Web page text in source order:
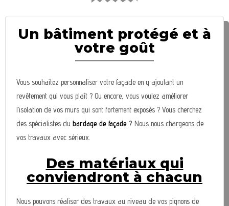
Un bâtiment protégé et à
votre goût
Vous souhaitez personnaliser votre façade en y ajoutant un
revêtement qui vous plaît ? Ou encore, vous voulez améliorer
l’isolation de vos murs qui sont fortement exposés ? Vous cherchez
des spécialistes dubardage de façade ? Nous nous chargeons de
vos travaux avec sérieux.
Des matériaux qui
conviendront à chacun
Nous pouvons réaliser des travaux au niveau de vos pignons de